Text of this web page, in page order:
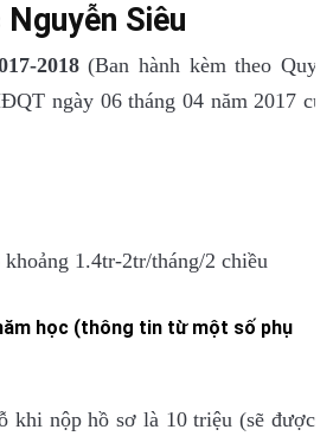
Siêu
2018(Ban hành kèm theo Quyết
ngày 06 tháng 04 năm 2017 của
1.4tr-2tr/tháng/2 chiều
học (thông tin từ một số phụ
khi nộp hồ sơ là 10 triệu (sẽ được